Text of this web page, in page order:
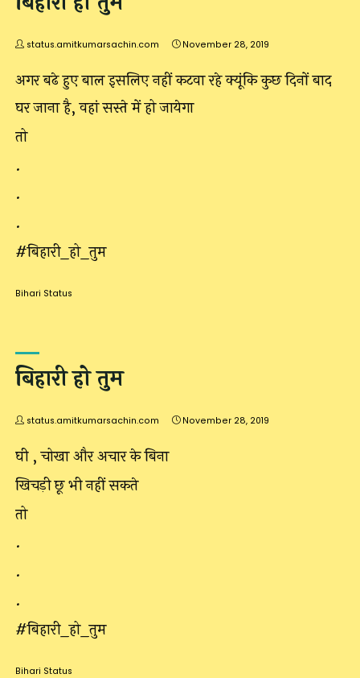
status.amitkumarsachin.com November 28, 2019
अगर बढे हुए बाल इसलिए नहीं कटवा रहे क्यूंकि कुछ दिनों बाद
घर जाना है, वहां सस्ते में हो जायेगा
तो
.
.
.
#बिहारी_हो_तुम
Bihari Status
बिहारी हो तुम
status.amitkumarsachin.com November 28, 2019
घी , चोखा और अचार के बिना
खिचड़ी छू भी नहीं सकते
तो
.
.
.
#बिहारी_हो_तुम
Bihari Status